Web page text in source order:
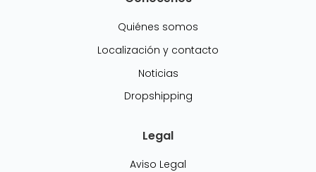
Quiénes somos
Localización y contacto
Noticias
Dropshipping
Legal
Aviso Legal